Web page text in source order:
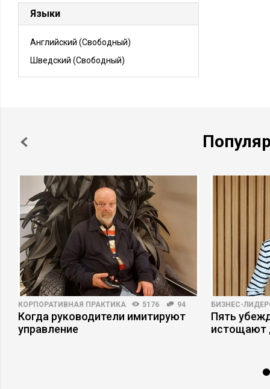
Языки
Английский (Свободный)
Шведский (Свободный)
КОРПОРАТИВНАЯ ПРАКТИКА 5176 94
Когда руководители имитируют
управление
БИЗНЕС-
Пять
истощают